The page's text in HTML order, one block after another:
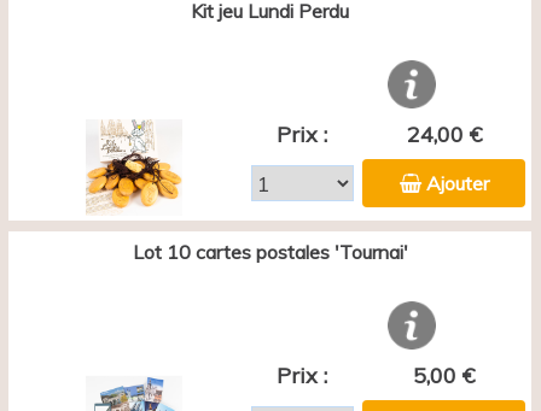
Kit jeu Lundi Perdu
Prix : 24,00 €
Ajouter
Lot 10 cartes postales 'Tournai'
Prix : 5,00 €